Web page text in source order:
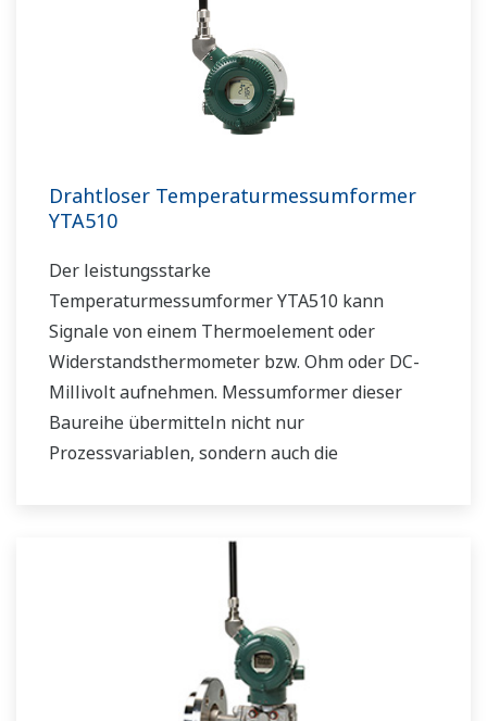
Drahtloser Temperaturmessumformer
YTA510
Der leistungsstarke
Temperaturmessumformer YTA510 kann
Signale von einem Thermoelement oder
Widerstandsthermometer bzw. Ohm oder DC-
Millivolt aufnehmen. Messumformer dieser
Baureihe übermitteln nicht nur
Prozessvariablen, sondern auch die
gespeist. Da somit keine feste Verkabelung
erforderlich ist, können Einsparungen im
Hinblick auf die Installationskosten erzielt
werden. Die Kommunikation basiert auf den
Spezifikationen des ISA100.11a-Protokolls.